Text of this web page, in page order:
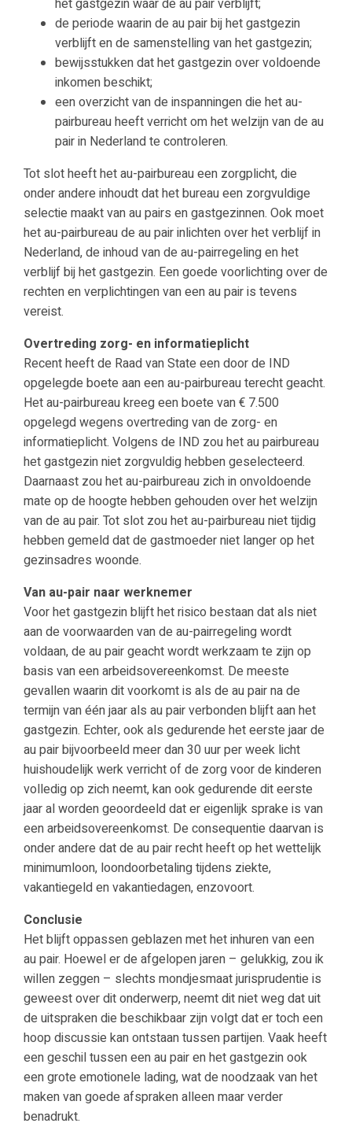
het gastgezin waar de au pair verblijft;
de periode waarin de au pair bij het gastgezin
verblijft en de samenstelling van het gastgezin;
bewijsstukken dat het gastgezin over voldoende
inkomen beschikt;
een overzicht van de inspanningen die het au-
pairbureau heeft verricht om het welzijn van de au
pair in Nederland te controleren.
Tot slot heeft het au-pairbureau een zorgplicht, die
onder andere inhoudt dat het bureau een zorgvuldige
selectie maakt van au pairs en gastgezinnen. Ook moet
het au-pairbureau de au pair inlichten over het verblijf in
Nederland, de inhoud van de au-pairregeling en het
verblijf bij het gastgezin. Een goede voorlichting over de
rechten en verplichtingen van een au pair is tevens
vereist.
Overtreding zorg- en informatieplicht
Recent heeft de Raad van State een door de IND
opgelegde boete aan een au-pairbureau terecht geacht.
Het au-pairbureau kreeg een boete van € 7.500
opgelegd wegens overtreding van de zorg- en
informatieplicht. Volgens de IND zou het au pairbureau
het gastgezin niet zorgvuldig hebben geselecteerd.
Daarnaast zou het au-pairbureau zich in onvoldoende
mate op de hoogte hebben gehouden over het welzijn
van de au pair. Tot slot zou het au-pairbureau niet tijdig
hebben gemeld dat de gastmoeder niet langer op het
gezinsadres woonde.
Van au-pair naar werknemer
Voor het gastgezin blijft het risico bestaan dat als niet
aan de voorwaarden van de au-pairregeling wordt
voldaan, de au pair geacht wordt werkzaam te zijn op
basis van een arbeidsovereenkomst. De meeste
gevallen waarin dit voorkomt is als de au pair na de
termijn van één jaar als au pair verbonden blijft aan het
gastgezin. Echter, ook als gedurende het eerste jaar de
au pair bijvoorbeeld meer dan 30 uur per week licht
huishoudelijk werk verricht of de zorg voor de kinderen
volledig op zich neemt, kan ook gedurende dit eerste
jaar al worden geoordeeld dat er eigenlijk sprake is van
een arbeidsovereenkomst. De consequentie daarvan is
onder andere dat de au pair recht heeft op het wettelijk
minimumloon, loondoorbetaling tijdens ziekte,
vakantiegeld en vakantiedagen, enzovoort.
Conclusie
Het blijft oppassen geblazen met het inhuren van een
au pair. Hoewel er de afgelopen jaren – gelukkig, zou ik
willen zeggen – slechts mondjesmaat jurisprudentie is
geweest over dit onderwerp, neemt dit niet weg dat uit
de uitspraken die beschikbaar zijn volgt dat er toch een
hoop discussie kan ontstaan tussen partijen. Vaak heeft
een geschil tussen een au pair en het gastgezin ook
een grote emotionele lading, wat de noodzaak van het
maken van goede afspraken alleen maar verder
benadrukt.